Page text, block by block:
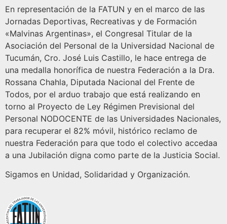
En representación de la FATUN y en el marco de las
Jornadas Deportivas, Recreativas y de Formación
«Malvinas Argentinas», el Congresal Titular de la
Asociación del Personal de la Universidad Nacional de
Tucumán, Cro. José Luis Castillo, le hace entrega de
una medalla honorífica de nuestra Federación a la Dra.
Rossana Chahla, Diputada Nacional del Frente de
Todos, por el arduo trabajo que está realizando en
torno al Proyecto de Ley Régimen Previsional del
Personal NODOCENTE de las Universidades Nacionales,
para recuperar el 82% móvil, histórico reclamo de
nuestra Federación para que todo el colectivo accedaa
a una Jubilación digna como parte de la Justicia Social.
Sigamos en Unidad, Solidaridad y Organización.